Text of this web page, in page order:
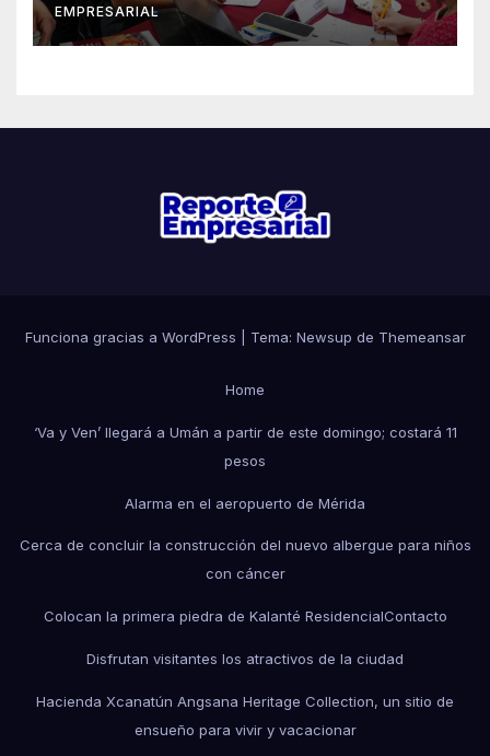
EMPRESARIAL
Funciona gracias a WordPress Tema: Newsup de Themeansar
Home
‘Va y Ven’ llegará a Umán a partir de este domingo; costará 11
pesos
Alarma en el aeropuerto de Mérida
Cerca de concluir la construcción del nuevo albergue para niños
con cáncer
Colocan la primera piedra de Kalanté ResidencialContacto
Disfrutan visitantes los atractivos de la ciudad
Hacienda Xcanatún Angsana Heritage Collection, un sitio de
ensueño para vivir y vacacionar